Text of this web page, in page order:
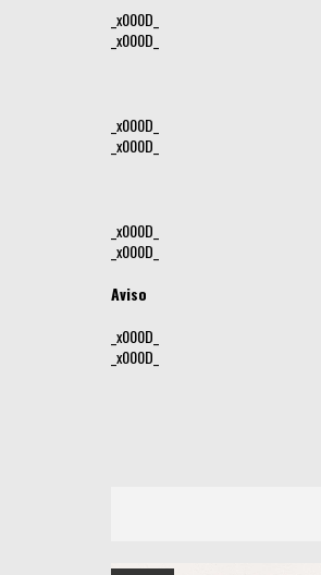
_x000D_
_x000D_
_x000D_
_x000D_
_x000D_
_x000D_
Aviso
_x000D_
_x000D_